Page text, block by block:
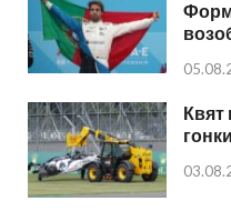
Квят